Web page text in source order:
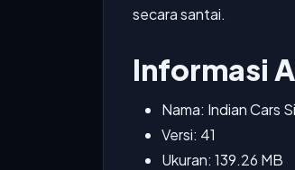
secara santai.
Informasi
Nama: Indian Cars
Versi: 41
Ukuran: 139.26 MB